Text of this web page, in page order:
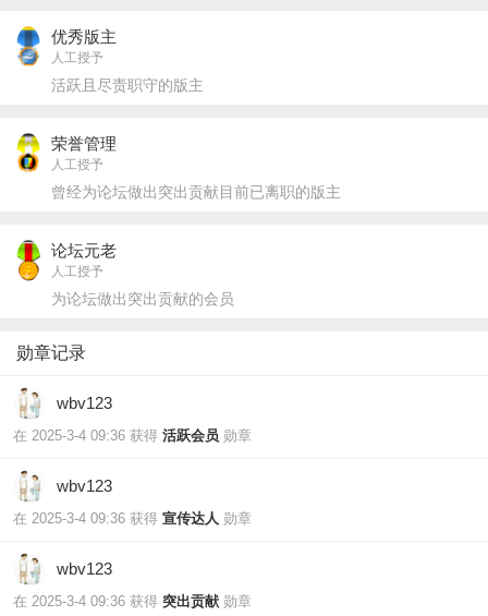
优秀版主
人工授予
活跃且尽责职守的版主
荣誉管理
人工授予
曾经为论坛做出突出贡献目前已离职的版主
论坛元老
人工授予
为论坛做出突出贡献的会员
勋章记录
wbv123
在 2025-3-4 09:36 获得 活跃会员 勋章
wbv123
在 2025-3-4 09:36 获得 宣传达人 勋章
wbv123
在 2025-3-4 09:36 获得 突出贡献 勋章